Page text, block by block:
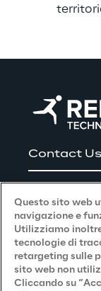
Contact Us
Privacy
Privacy &
Questo sito web
navigazione e
Utilizziamo
tecnologie di
retargeting sulle
sito web non
Cliccando su